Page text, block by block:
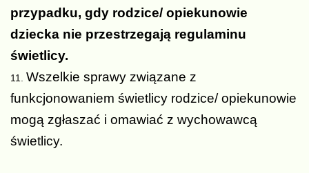
przypadku, gdy rodzice/ opiekunowie
dziecka nie przestrzegają regulaminu
świetlicy.
Wszelkie sprawy związane z
funkcjonowaniem świetlicy rodzice/ opiekunowie
mogą zgłaszać i omawiać z wychowawcą
świetlicy.